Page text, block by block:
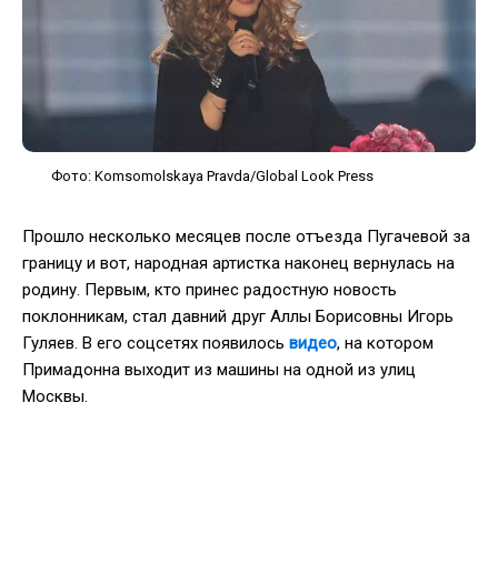
Фото: Komsomolskaya Pravda/Global Look Press
Прошло несколько месяцев после отъезда Пугачевой за
границу и вот, народная артистка наконец вернулась на
родину. Первым, кто принес радостную новость
поклонникам, стал давний друг Аллы Борисовны Игорь
Гуляев. В его соцсетях появилось видео, на котором
Примадонна выходит из машины на одной из улиц
Москвы.